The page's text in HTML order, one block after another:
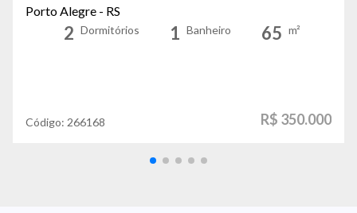
Porto Alegre - RS
2 Dormitórios 1 Banheiro 65 m²
Código: 266168 R$ 350.000